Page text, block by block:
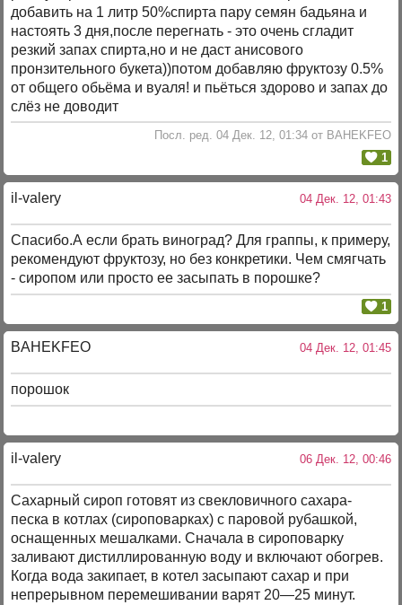
добавить на 1 литр 50%спирта пару семян бадьяна и
настоять 3 дня,после перегнать - это очень сгладит
резкий запах спирта,но и не даст анисового
пронзительного букета))потом добавляю фруктозу 0.5%
от общего обьёма и вуаля! и пьёться здорово и запах до
слёз не доводит
Посл. ред. 04 Дек. 12, 01:34 от BAHEKFEO
1
il-valery 04 Дек. 12, 01:43
Спасибо.А если брать виноград? Для граппы, к примеру,
рекомендуют фруктозу, но без конкретики. Чем смягчать
- сиропом или просто ее засыпать в порошке?
1
BAHEKFEO 04 Дек. 12, 01:45
порошок
il-valery 06 Дек. 12, 00:46
Сахарный сироп готовят из свекловичного сахара-
песка в котлах (сироповарках) с паровой рубашкой,
оснащенных мешалками. Сначала в сироповарку
заливают дистиллированную воду и включают обогрев.
Когда вода закипает, в котел засыпают сахар и при
непрерывном перемешивании варят 20—25 минут.